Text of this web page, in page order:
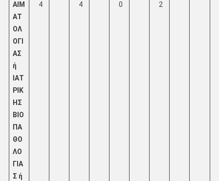
ΑΙΜ
ΑΤ
ΟΛ
ΟΓΙ
ΑΣ
ή
ΙΑΤ
ΡΙΚ
ΗΣ
ΒΙΟ
ΠΑ
ΘΟ
ΛΟ
ΓΙΑ
Σ ή
4 4 0 2